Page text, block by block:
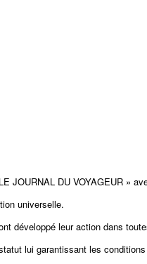
JOURNAL DU VOYAGEUR »
universelle.
développé leur action dans
lui garantissant les